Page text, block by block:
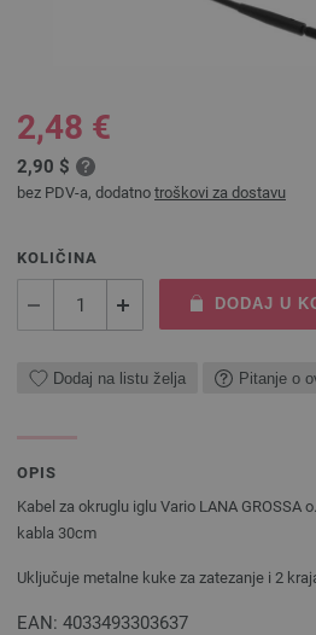
2,48 €
2,90 $
bez PDV-a, dodatno troškovi za dostavu
KOLIČINA
DODAJ U
Dodaj na listu želja Pitanje o
OPIS
Kabel za okruglu iglu Vario LANA GROSSA
kabla 30cm
Uključuje metalne kuke za zatezanje i 2
EAN: 4033493303637